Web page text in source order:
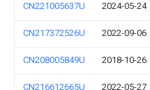
CN221005637U 2024-05-24
CN217372526U 2022-09-06
CN208005849U 2018-10-26
CN216612665U 2022-05-27